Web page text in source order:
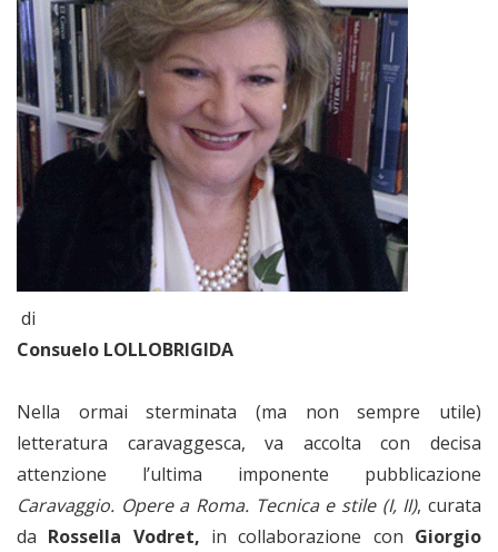
di
Consuelo LOLLOBRIGIDA
Nella ormai sterminata (ma non sempre utile)
letteratura caravaggesca, va accolta con decisa
attenzione l’ultima imponente pubblicazione
Caravaggio. Opere a Roma. Tecnica e stile (I, II), curata
da Rossella Vodret, in collaborazione con Giorgio